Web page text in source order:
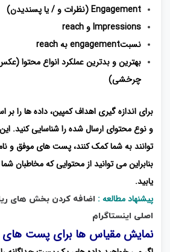
Engagement (نظرات و / یا پسندیدن)
Impressions و reach
نسبتengagement به reach
بهترین و بدترین عملکرد انواع محتوا
چرخشی)
برای اندازه گیری اهداف کمپین، داده ها را بر
و نوع محتوای ارسال شده را شناسایی کنید.
توانند به شما کمک کنند، پست های موفق و
بنابراین می توانید از محتوایی که مخاطبان
یابید.
پیشنهاد مطالعه : اضافه کردن بخش های
اصلی اینستاگرام
نمایش مقیاس ها برای پست